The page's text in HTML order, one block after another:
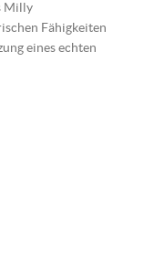
Milly
Fähigkeiten
eines echten